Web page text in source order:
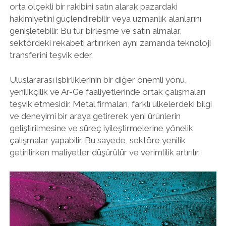
orta ölçekli bir rakibini satın alarak pazardaki
hakimiyetini güçlendirebilir veya uzmanlık alanlarını
genişletebilir. Bu tür birleşme ve satın almalar,
sektördeki rekabeti artırırken aynı zamanda teknoloji
transferini teşvik eder.
Uluslararası işbirliklerinin bir diğer önemli yönü,
yenilikçilik ve Ar-Ge faaliyetlerinde ortak çalışmaları
teşvik etmesidir. Metal firmaları, farklı ülkelerdeki bilgi
ve deneyimi bir araya getirerek yeni ürünlerin
geliştirilmesine ve süreç iyileştirmelerine yönelik
çalışmalar yapabilir. Bu sayede, sektöre yenilik
getirilirken maliyetler düşürülür ve verimlilik artırılır.